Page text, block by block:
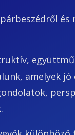
és
amelyek jó